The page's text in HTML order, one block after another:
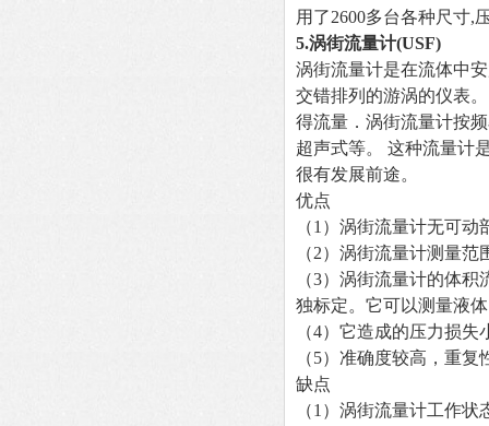
用了2600多台各种尺寸,
5.涡街流量计(USF)
涡街流量计是在流体中
交错排列的游涡的仪表
得流量．涡街流量计按
超声式等。 这种流量计
很有发展前途。
优点
（1）涡街流量计无可
（2）涡街流量计测量
（3）涡街流量计的体
独标定。它可以测量液
（4）它造成的压力损失
（5）准确度较高，重
缺点
（1）涡街流量计工作